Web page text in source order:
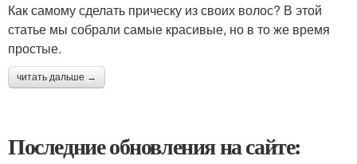
Как самому сделать прическу из своих волос? В этой
статье мы собрали самые красивые, но в то же время
простые.
читать дальше →
Последние обновления на сайте: